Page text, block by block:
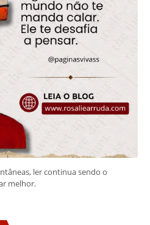
ler continua sendo o
melhor.